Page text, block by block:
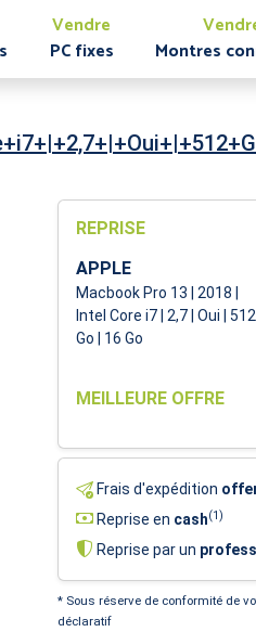
Vendre
PC fixes
Montres
REPRISE
APPLE
Macbook Pro 13 | 2018 |
Intel Core i7 | 2,7 | Oui | 512
Go | 16 Go
MEILLEURE OFFRE
Frais d'expédition
Reprise en cash(1)
Reprise par un
* Sous réserve de conformité de
déclaratif